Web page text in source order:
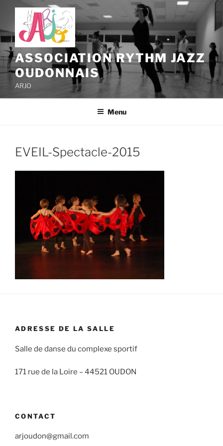
Aller
contenu
principal
ASSOCIATION RYTHM JAZZ
OUDONNAIS
ARJO
Menu
EVEIL-Spectacle-2015
ADRESSE DE LA SALLE
Salle de danse du complexe sportif
171 rue de la Loire –44521 OUDON
CONTACT
arjoudon@gmail.com